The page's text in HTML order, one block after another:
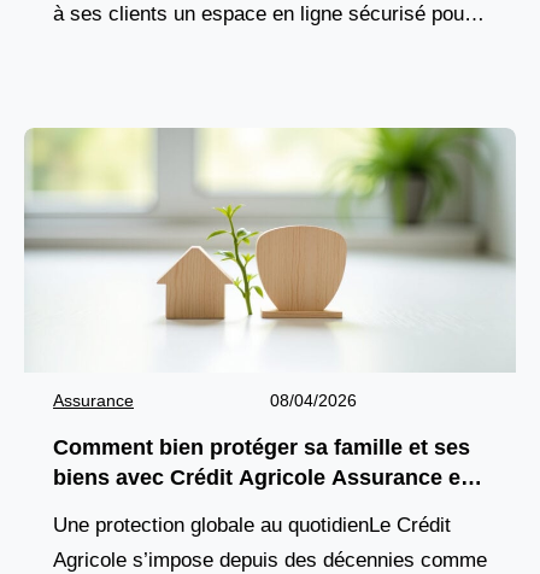
à ses clients un espace en ligne sécurisé pour
Assurance 08/04/2026
Comment bien protéger sa famille et ses
biens avec Crédit Agricole Assurance en
Une protection globale au quotidienLe Crédit
Agricole s’impose depuis des décennies comme